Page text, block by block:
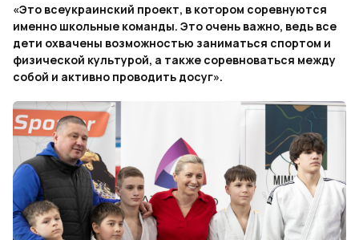
«Это всеукраинский проект, в котором соревнуются
именно школьные команды. Это очень важно, ведь все
дети охвачены возможностью заниматься спортом и
физической культурой, а также соревноваться между
собой и активно проводить досуг».